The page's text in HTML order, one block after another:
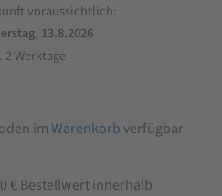
voraussichtlich:
13.8.2026
Werktage
imWarenkorb verfügbar
€ Bestellwert innerhalb